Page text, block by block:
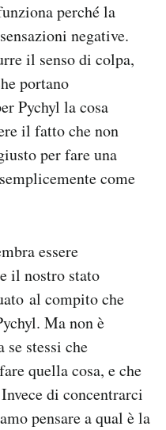
perché la
negative.
il senso di colpa,
portano
Pychyl la cosa
il fatto che non
per fare una
come
essere
il nostro stato
al compito che
Ma non è
stessi che
quella cosa, e che
di concentrarci
pensare a qual è la